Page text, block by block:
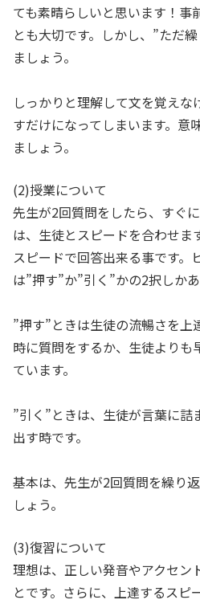
ても素晴らしいと思います！事
とも大切です。しかし、”ただ
ましょう。
しっかりと理解して文を覚え
すだけになってしまいます。意
ましょう。
(2)授業について
先生が2回質問をしたら、すぐ
は、生徒とスピードを合わせま
スピードで回答出来る事です。
は”押す”か”引く”かの2択しかあ
”押す”ときは生徒の流暢さを
時に質問をするか、生徒よりも
ています。
”引く”ときは、生徒が言葉に詰
出す時です。
基本は、先生が2回質問を繰り
しょう。
(3)復習について
理想は、正しい発音やアクセン
とです。さらに、上達するスピ